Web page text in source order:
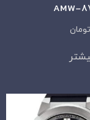
AMW-
تومان